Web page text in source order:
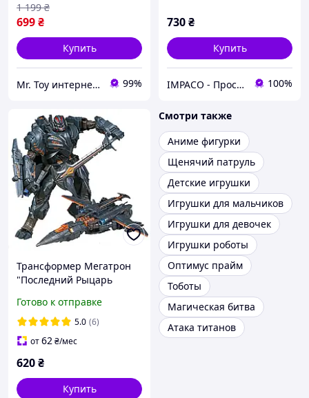
699₴
1 199 ₴
Купить
Mr. Toy интернет-магазин 99%
730₴
Купить
IMPACO - Пространство крутых предложений 100%
Трансформер Мегатрон
"Последний Рыцарь
02)
Готово к отправке
5.0 (6)
от62₴/мес
620₴
Купить
Смотри также
Аниме фигурки
Щенячий патруль
Детские игрушки
Игрушки для мальчиков
Игрушки для девочек
Игрушки роботы
Оптимус прайм
Тоботы
Магическая битва
Атака титанов